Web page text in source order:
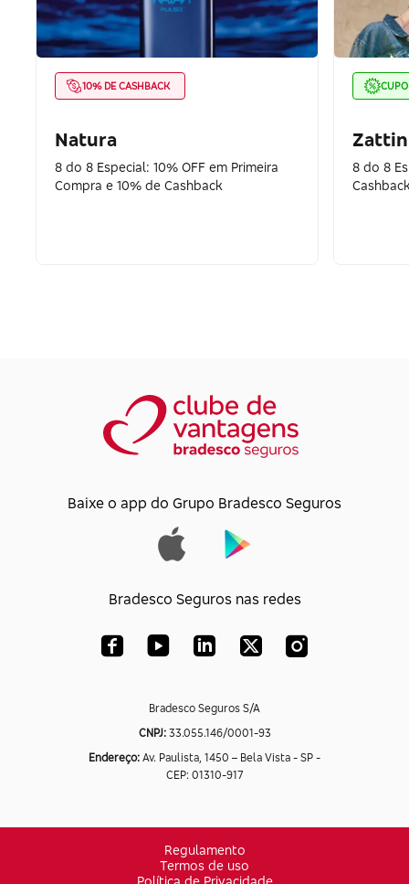
10% DE CASHBACK
Natura
8 do 8 Especial: 10% OFF em Primeira
Compra e 10% de Cashback
8 do 8
Baixe o app do Grupo Bradesco Seguros
Bradesco Seguros nas redes
Bradesco Seguros S/A
CNPJ:33.055.146/0001-93
Endereço: Av. Paulista, 1450 – Bela Vista - SP -
CEP: 01310-917
Regulamento
Termos de uso